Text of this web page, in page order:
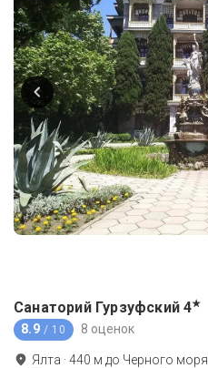
Санаторий Гурзуфский 4★
8.9 / 10 8 оценок
Ялта ·440 м до Черного моря